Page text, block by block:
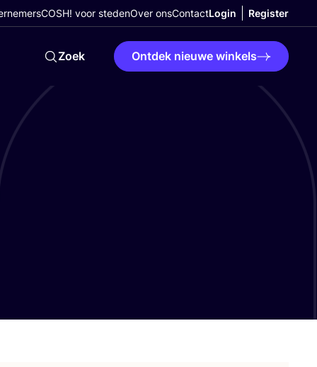
COSH! voor stedenOver onsContactLogin Register
Zoek Ontdek nieuwe winkels